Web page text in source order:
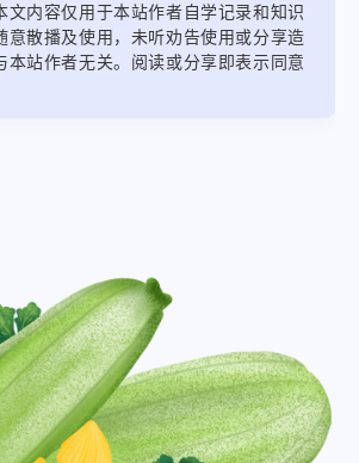
文内容仅用于本站作者自学记录和知识
意散播及使用，未听劝告使用或分享造
本站作者无关。阅读或分享即表示同意